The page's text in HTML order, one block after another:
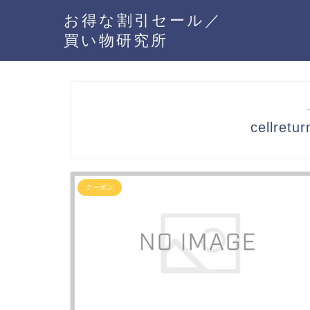
お得な割引セール／
買い物研究所
クーポン